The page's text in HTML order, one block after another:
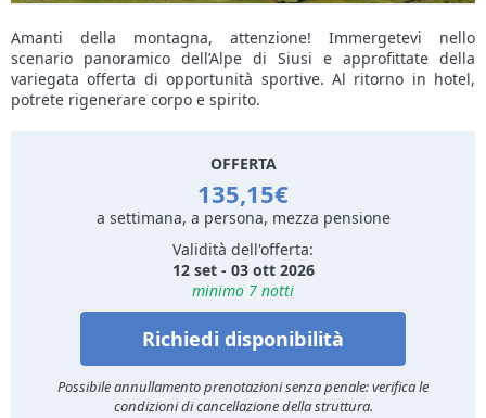
Amanti della montagna, attenzione! Immergetevi nello
scenario panoramico dell’Alpe di Siusi e approfittate della
variegata offerta di opportunità sportive. Al ritorno in hotel,
potrete rigenerare corpo e spirito.
OFFERTA
135,15€
a settimana, a persona, mezza pensione
Validità dell'offerta:
12 set - 03 ott 2026
minimo 7 notti
Richiedi disponibilità
Possibile annullamento prenotazioni senza penale: verifica le
condizioni di cancellazione della struttura.